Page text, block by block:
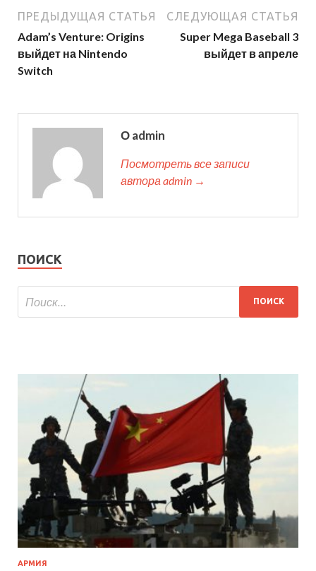
ПРЕДЫДУЩАЯ СТАТЬЯ
Adam’s Venture: Origins
выйдет на Nintendo
Switch
СЛЕДУЮЩАЯ СТАТЬЯ
Super Mega Baseball 3
выйдет в апреле
О admin
Посмотреть все записи
автора admin →
ПОИСК
АРМИЯ